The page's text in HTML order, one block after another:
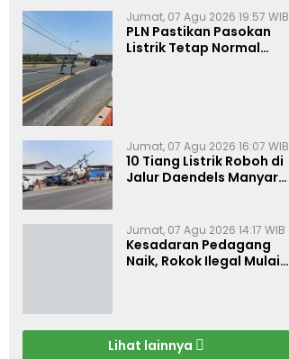
Jumat, 07 Agu 2026 19:57 WIB
PLN Pastikan Pasokan
Listrik Tetap Normal
Jumat, 07 Agu 2026 16:07 WIB
10 Tiang Listrik Roboh di
Jalur Daendels Manyar
Jumat, 07 Agu 2026 14:17 WIB
Kesadaran Pedagang
Naik, Rokok Ilegal Mulai
Lihat lainnya